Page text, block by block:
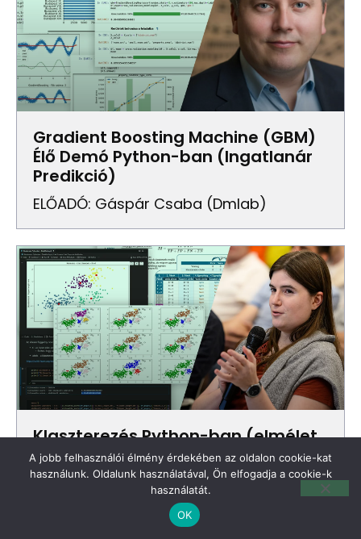
Gradient Boosting Machine (GBM)
Élő Demó Python-ban (Ingatlanár
Predikció)
ELŐADÓ: Gáspár Csaba (dmlab)
Klaszterezés Python-ban (elmélet
+ kódolás)
ELŐADÓ: Böjte Berta (Senior Data
Scientist, Starschema/HCL)
A jobb felhasználói élmény érdekében az oldalon cookie-kat
használunk. Oldalunk használatával, Ön elfogadja a cookie-k
használatát.
OK